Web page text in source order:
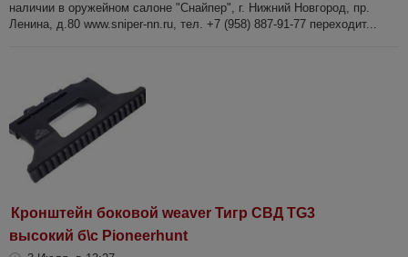
наличии в оружейном салоне "Снайпер", г. Нижний Новгород, пр.
Ленина, д.80 www.sniper-nn.ru, тел. +7 (958) 887-91-77 переходит...
Кронштейн боковой weaver Тигр СВД TG3
высокий б\с Pioneerhunt